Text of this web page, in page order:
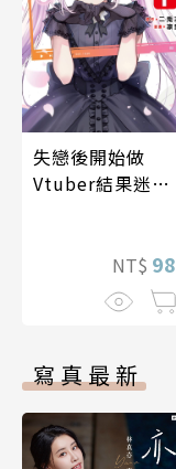
失戀後開始做
Vtuber結果迷倒
NT$ 98
寫真最新